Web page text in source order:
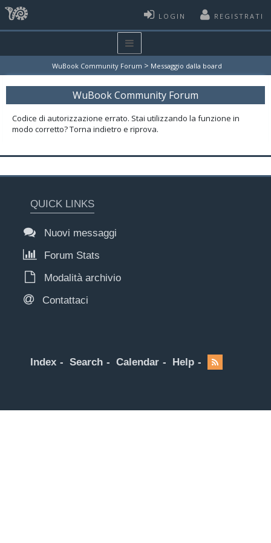
LOGIN REGISTRATI
WuBook Community Forum > Messaggio dalla board
WuBook Community Forum
Codice di autorizzazione errato. Stai utilizzando la funzione in
modo corretto? Torna indietro e riprova.
QUICK LINKS
Nuovi messaggi
Forum Stats
Modalità archivio
Contattaci
Index Search Calendar Help